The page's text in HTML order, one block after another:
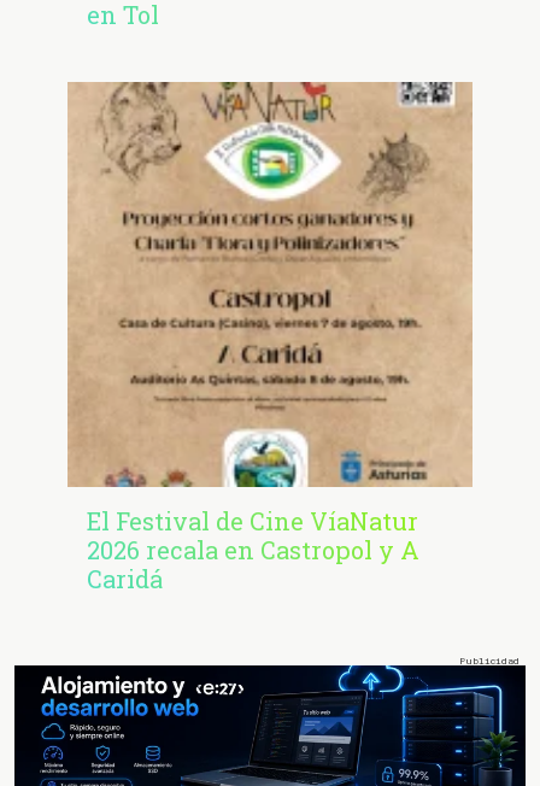
en Tol
El Festival de Cine VíaNatur
2026 recala en Castropol y A
Caridá